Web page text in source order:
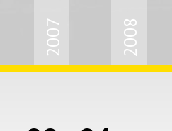
2007 2008